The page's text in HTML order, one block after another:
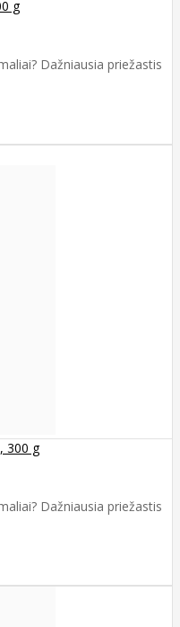
g
Dažniausia priežastis
300 g
Dažniausia priežastis